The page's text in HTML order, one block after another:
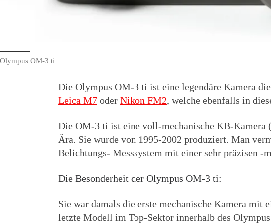
Olympus OM-3 ti
Die Olympus OM-3 ti ist eine legendäre Kamera
Leica M7 oder Nikon FM2, welche ebenfalls in
Die OM-3 ti ist eine voll-mechanische KB-Kamera
Ära. Sie wurde von 1995-2002 produziert. Man
Belichtungs- Messsystem mit einer sehr präzisen -
Die Besonderheit der Olympus OM-3 ti:
Sie war damals die erste mechanische Kamera
letzte Modell im Top-Sektor innerhalb des